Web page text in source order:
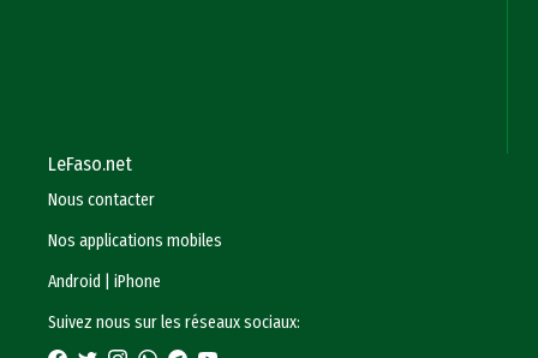
LeFaso.net
Nous contacter
Nos applications mobiles
Android
|iPhone
Suivez nous sur les réseaux sociaux: